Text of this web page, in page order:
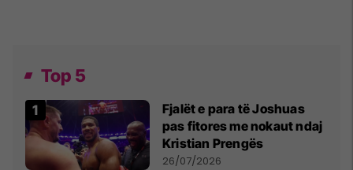
Top 5
Fjalët e para të Joshuas
pas fitores me nokaut ndaj
Kristian Prengës
26/07/2026